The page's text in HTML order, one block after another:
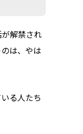
解禁され
は、やは
る人たち